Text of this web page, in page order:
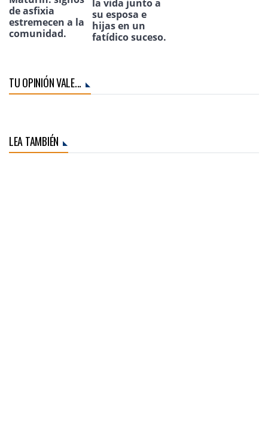
de asfixia
estremecen a la
comunidad.
la vida junto a
su esposa e
hijas en un
fatídico suceso.
TU OPINIÓN VALE...
LEA TAMBIÉN